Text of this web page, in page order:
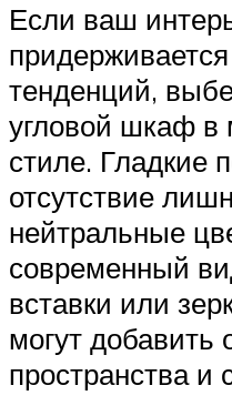
Если ваш
тенденций,
угловой шкаф в
стиле. Гладкие
отсутствие
нейтральные
современный
вставки или
могут
пространства и